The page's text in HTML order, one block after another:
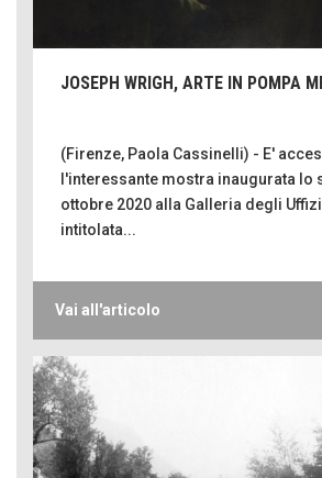
JOSEPH WRIGH, ARTE IN POMPA
(Firenze, Paola Cassinelli) - E'
l'interessante mostra inaugurata lo
ottobre 2020 alla Galleria degli
intitolata...
Vai all'articolo